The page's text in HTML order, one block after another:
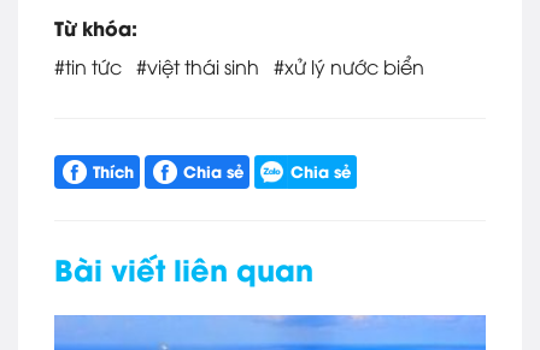
Từ khóa:
#tin tức #việt thái sinh #xử lý nước biển
Chia sẻ
Bài viết liên quan